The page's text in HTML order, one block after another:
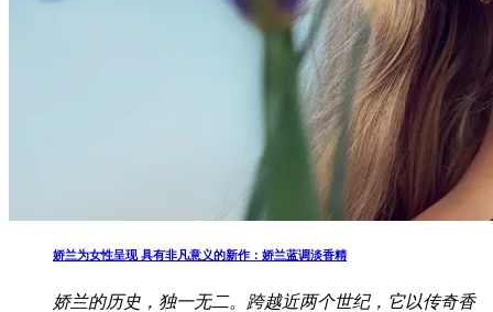
娇兰为女性呈现 具有非凡意义的新作：娇兰蓝调淡香精
娇兰的历史，独一无二。跨越近两个世纪，它以传奇香